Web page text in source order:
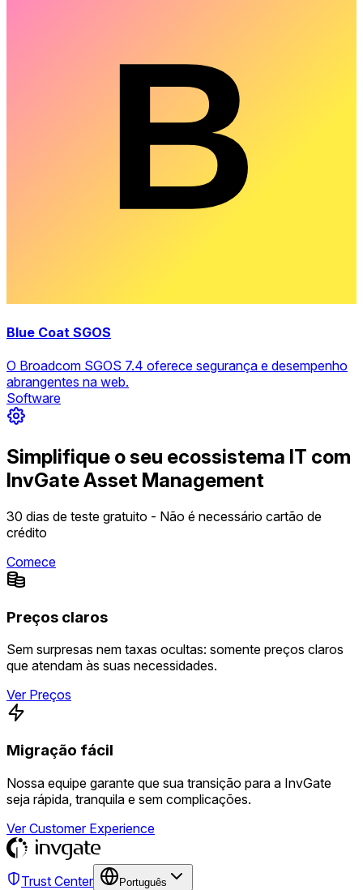
Blue Coat SGOS
O Broadcom SGOS 7.4 oferece segurança e desempenho
abrangentes na web.
Software
Simplifique o seu ecossistema IT com
InvGate Asset Management
30 dias de teste gratuito - Não é necessário cartão de
crédito
Comece
Preços claros
Sem surpresas nem taxas ocultas: somente preços claros
que atendam às suas necessidades.
Ver Preços
Migração fácil
Nossa equipe garante que sua transição para a InvGate
seja rápida, tranquila e sem complicações.
Ver Customer Experience
Trust Center Português